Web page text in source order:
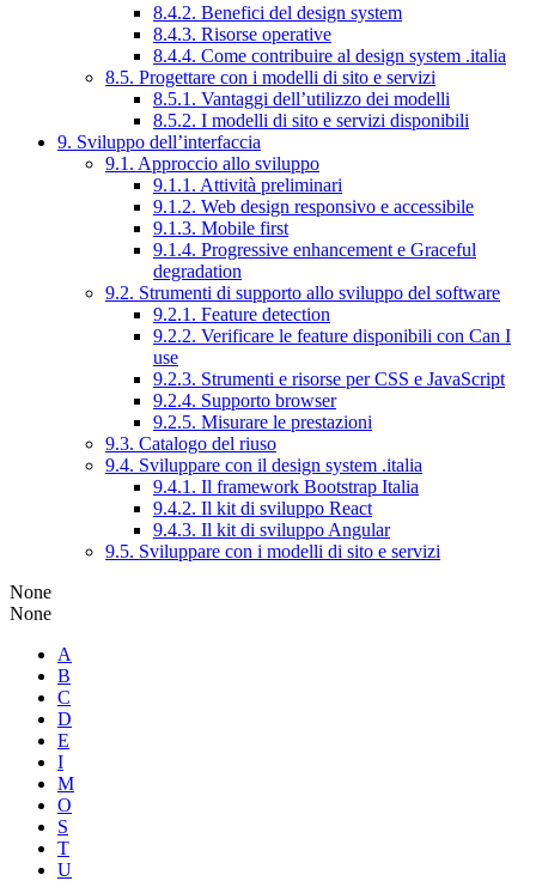
8.4.2. Benefici del design system
8.4.3. Risorse operative
8.4.4. Come contribuire al design system .italia
8.5. Progettare con i modelli di sito e servizi
8.5.1. Vantaggi dell’utilizzo dei modelli
8.5.2. I modelli di sito e servizi disponibili
9. Sviluppo dell’interfaccia
9.1. Approccio allo sviluppo
9.1.1. Attività preliminari
9.1.2. Web design responsivo e accessibile
9.1.3. Mobile first
9.1.4. Progressive enhancement e Graceful
degradation
9.2. Strumenti di supporto allo sviluppo del software
9.2.1. Feature detection
9.2.2. Verificare le feature disponibili con Can I
use
9.2.3. Strumenti e risorse per CSS e JavaScript
9.2.4. Supporto browser
9.2.5. Misurare le prestazioni
9.3. Catalogo del riuso
9.4. Sviluppare con il design system .italia
9.4.1. Il framework Bootstrap Italia
9.4.2. Il kit di sviluppo React
9.4.3. Il kit di sviluppo Angular
9.5. Sviluppare con i modelli di sito e servizi
None
None
A
B
C
D
E
I
M
O
S
T
U